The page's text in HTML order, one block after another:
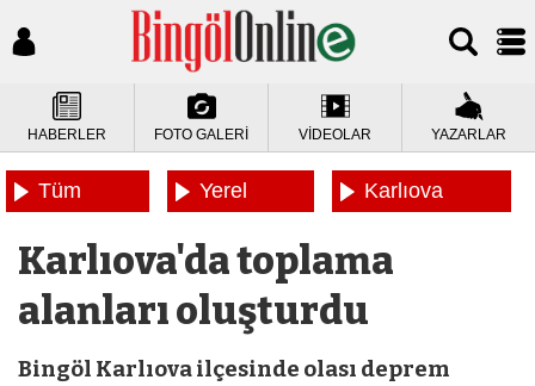
HABERLER FOTO GALERİ VİDEOLAR YAZARLAR
Tüm
Yerel
Karlıova
Karlıova'da toplama
alanları oluşturdu
Bingöl Karlıova ilçesinde olası deprem